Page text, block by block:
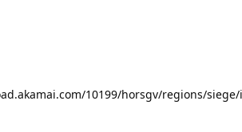
10199/horsgv/regions/